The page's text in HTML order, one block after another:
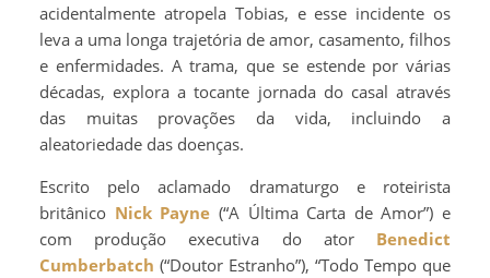
acidentalmente atropela Tobias, e esse incidente os
leva a uma longa trajetória de amor, casamento, filhos
e enfermidades. A trama, que se estende por várias
décadas, explora a tocante jornada do casal através
das muitas provações da vida, incluindo a
aleatoriedade das doenças.
Escrito pelo aclamado dramaturgo e roteirista
britânico Nick Payne (“A Última Carta de Amor”) e
com produção executiva do ator Benedict
Cumberbatch (“Doutor Estranho”), “Todo Tempo que